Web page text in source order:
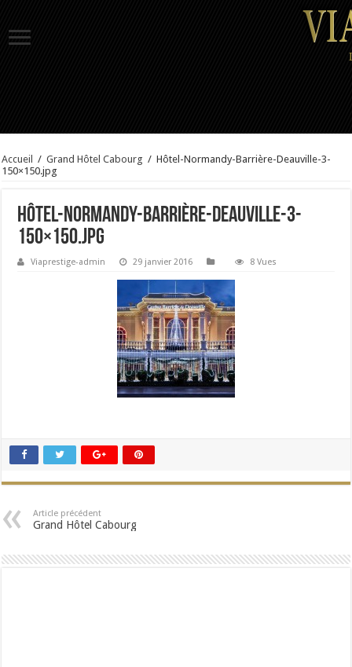
Accueil / Grand Hôtel Cabourg / Hôtel-Normandy-Barrière-Deauville-3-
150×150.jpg
Hôtel-Normandy-Barrière-Deauville-3-
150×150.jpg
Viaprestige-admin 29 janvier 2016 8 Vues
Article précédent
Grand Hôtel Cabourg